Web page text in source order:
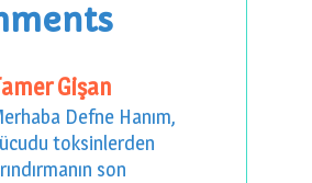
Gişan
Defne Hanım,
toksinlerden
son